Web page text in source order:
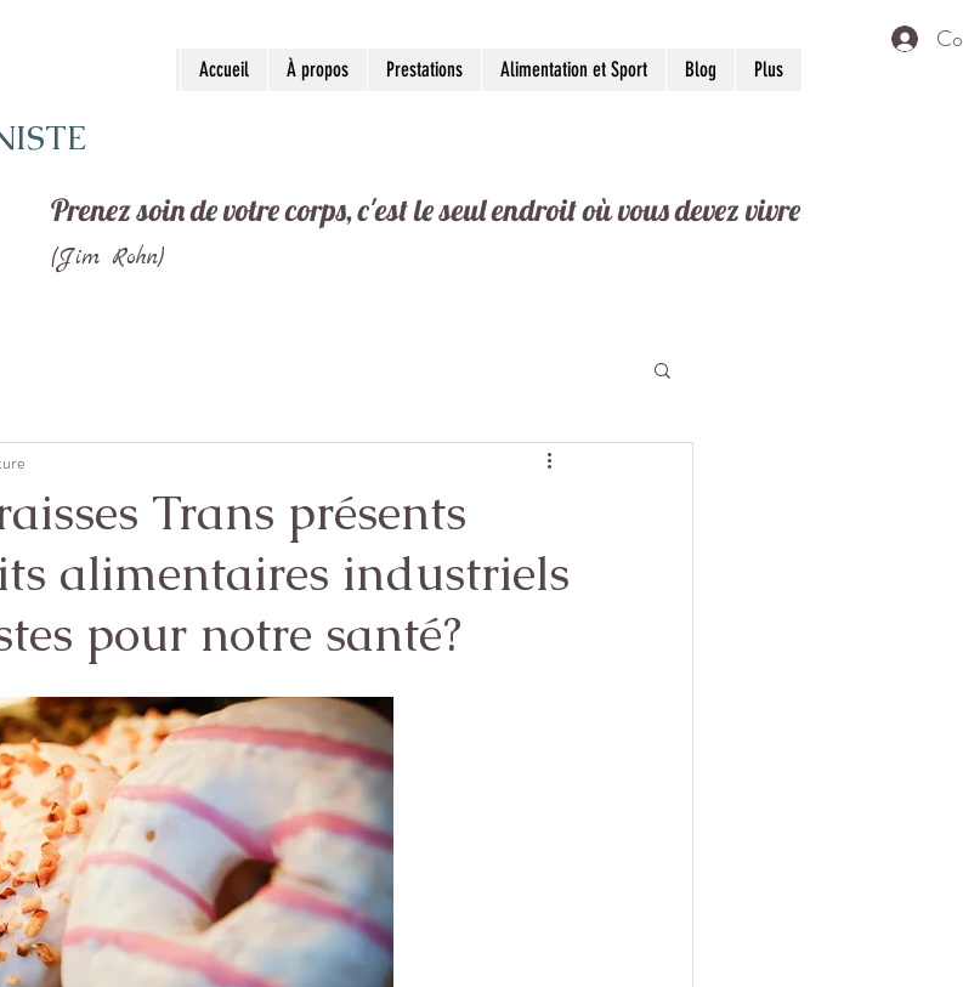
Accueil À propos Prestations Alimentation et Sport Blog Plus
Prenez soin de votre corps, c'est le seul endroit où vous devez vivre
(Jim Rohn)
Trans présents
alimentaires industriels
pour notre santé?